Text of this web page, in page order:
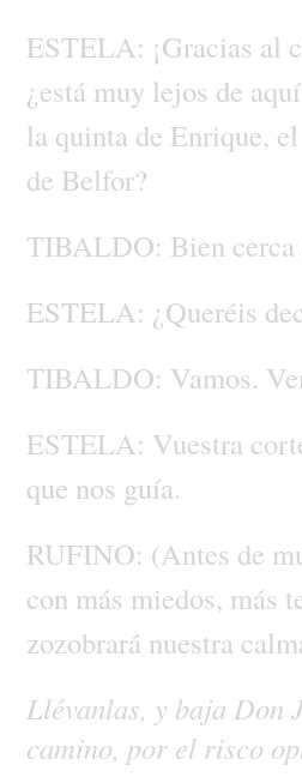
ESTELA: ¡Gracias al
¿está muy lejos de aquí
la quinta de Enrique, el
de Belfor?
TIBALDO: Bien cerca
ESTELA: ¿Queréis
TIBALDO: Vamos.
ESTELA: Vuestra
que nos guía.
RUFINO: (Antes de
con más miedos, más
zozobrará nuestra
Llévanlas, y baja Don
camino, por el risco